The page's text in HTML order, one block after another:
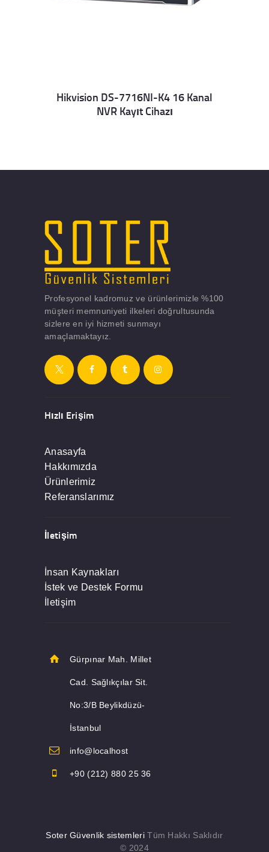
Details
Hikvision DS-7716NI-K4 16 Kanal
NVR Kayıt Cihazı
Profesyonel kadromuz ve ürünlerimizle %100
müşteri memnuniyeti ilkeleri doğrultusunda
sizlere en iyi hizmeti sunmayı
amaçlamaktayız.
Hızlı Erişim
Anasayfa
Hakkımızda
Ürünlerimiz
Referanslarımız
İletişim
İnsan Kaynakları
İstek ve Destek Formu
İletişim
Gürpınar Mah. Millet
Cad. Sağlıkçılar Sit.
No:3/B Beylikdüzü-
İstanbul
info@localhost
+90 (212) 880 25 36
Soter Güvenlik sistemleriTüm Hakkı Saklıdır
© 2024